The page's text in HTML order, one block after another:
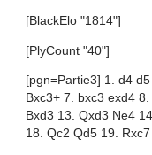
[BlackElo "1814"]
[PlyCount "40"]
[pgn=Partie3] 1. d4
Bxc3+ 7. bxc3 exd4
Bxd3 13. Qxd3 Ne4
18. Qc2 Qd5 19.